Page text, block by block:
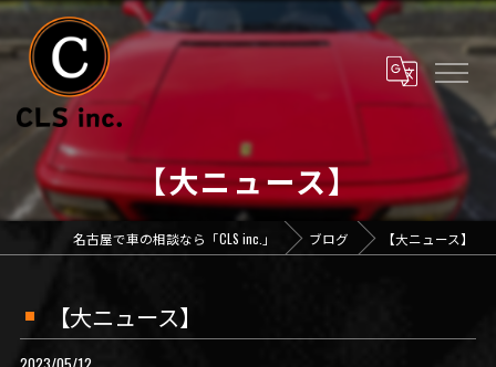
【大ニュース】
名古屋で車の相談なら「CLS inc.」 ブログ 【大ニュース】
【大ニュース】